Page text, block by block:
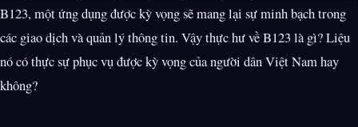
B123, một ứng dụng được kỳ vọng sẽ mang lại sự minh bạch trong
các giao dịch và quản lý thông tin. Vậy thực hư về B123 là gì? Liệu
nó có thực sự phục vụ được kỳ vọng của người dân Việt Nam hay
không?